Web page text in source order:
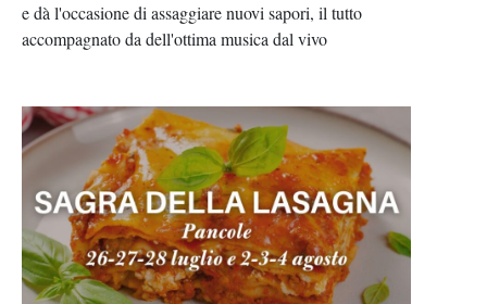
e dà l'occasione di assaggiare nuovi sapori, il tutto
accompagnato da dell'ottima musica dal vivo